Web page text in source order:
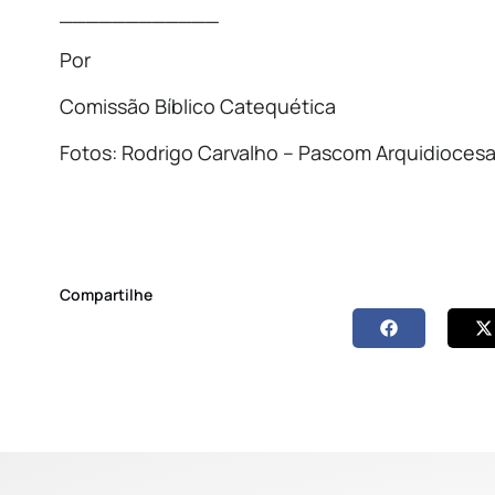
Por
Comissão Bíblico Catequética
Fotos: Rodrigo Carvalho – Pascom
Compartilhe